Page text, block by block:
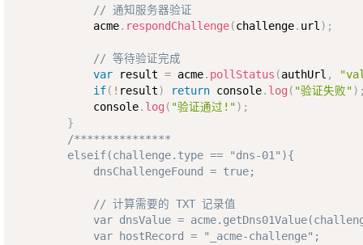
// 通知服务器验证
            acme
. respondChallenge(challenge. url ) ;
// 等待验证完成
var result = acme. pollStatus (authUrl ,
if( ! result) return console. log ( "验证失败")
            console
. log ( "验证通过!") ;
}
/***************
        elseif(challenge.type == "dns-01"){
            dnsChallengeFound = true;
            // 计算需要的 TXT 记录值
var dnsValue =
            var hostRecord = "_acme-challenge";